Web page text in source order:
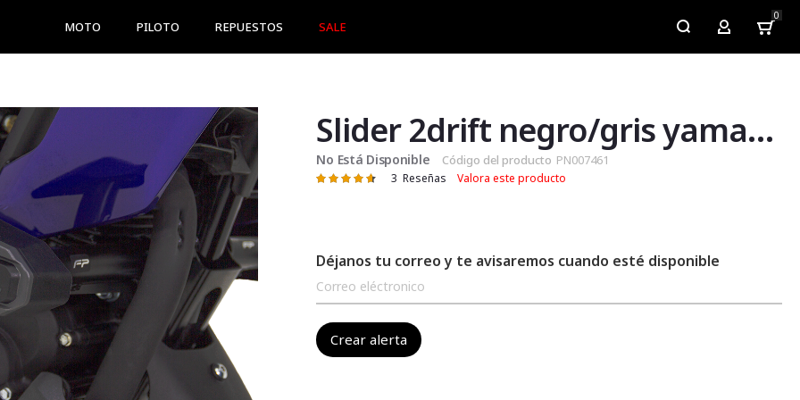
MOTO PILOTO REPUESTOS SALE My Account
0
Slider 2drift negro/gris yamaha fz 3.0
No Está Disponible Código del producto PN007461
Valoración: 3 Reseñas Valora este producto
Déjanos tu correo y te avisaremos cuando esté disponible